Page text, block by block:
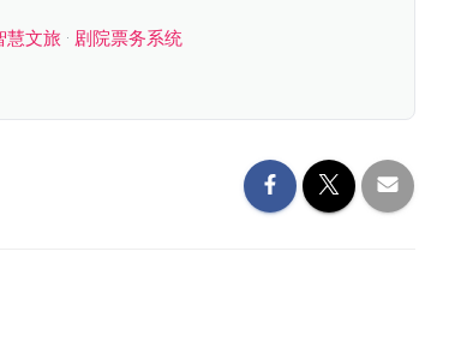
慧文旅 · 剧院票务系统